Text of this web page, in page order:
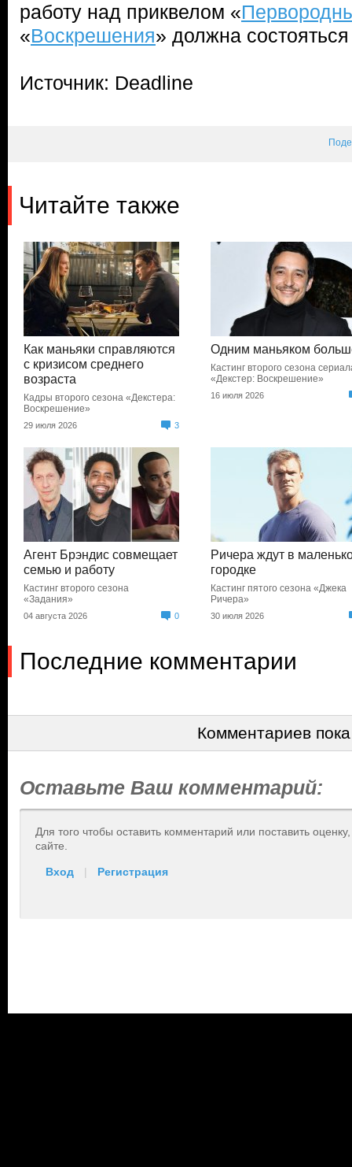
работу над приквелом «
«Воскрешения» должна
Источник: Deadline
Читайте также
Как маньяки справляются
с кризисом среднего
возраста
Кадры второго сезона «Декстера:
Воскрешение»
29 июля 2026 3
Одним маньяком
Кастинг второго сезона
«Декстер: Воскрешение»
16 июля 2026
Агент Брэндис совмещает
семью и работу
Кастинг второго сезона
«Задания»
04 августа 2026 0
Ричера ждут в
городке
Кастинг пятого сезона «Джека
Ричера»
30 июля 2026
Последние комментарии
Комментариев
Оставьте Ваш комментарий:
Для того чтобы оставить комментарий или поставить
сайте.
Вход | Регистрация